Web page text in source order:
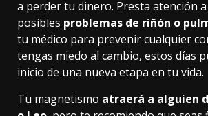
a perder tu dinero. Presta atención a
posibles problemas de riñón o
tu médico para prevenir cualquier
tengas miedo al cambio, estos días
inicio de una nueva etapa en tu vida.
Tu magnetismo atraerá a alguien